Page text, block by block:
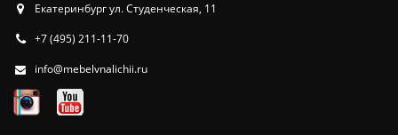
Екатеринбург ул. Студенческая, 11
+7 (495) 211-11-70
info@mebelvnalichii.ru